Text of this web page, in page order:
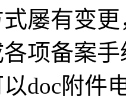
屡有变
项备案
doc附件